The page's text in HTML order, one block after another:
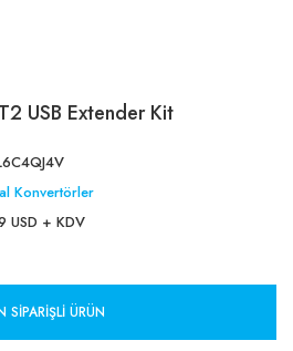
USB Extender Kit
Konvertörler
USD + KDV
SIPARIŞLI ÜRÜN